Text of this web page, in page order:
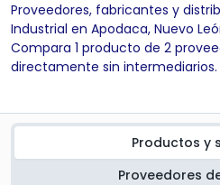
Proveedores, fabricantes y
Industrial en Apodaca, Nuevo
Compara 1 producto de 2
directamente sin intermediarios.
Productos y
Proveedores